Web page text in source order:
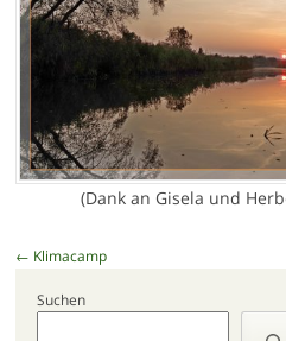
(Dank an Gisela und
Beitragsnavigation
← Klimacamp
Suchen